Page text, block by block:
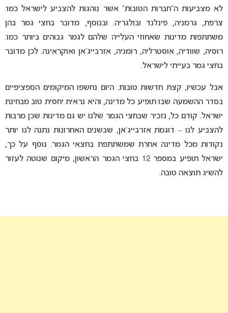
לא מצביעות ה”חברות הטובות” אשר נוהגות להצביע לישראל כמו:
צרפת, גרמניה, פינלנד ובולגריה. ובנוסף, מדובר בחצי גמר בהן
משתתפות מדינות שאחוזי העלייה שלהם לגמר גבוהים ביותר כמו:
רוסיה, שוודיה, אוסטרליה, רומניה, אזרבייג’אן ואוקראינה. לכן מדובר
בחצי גמר בעייתי לישראל.
אבל עכשיו, קצת חדשות טובות. היום נחשפו המיקומים הספציפיים
בסדר ההשמעה שבו תופיע כל מדינה, והיא נראית יחסית טוב מבחינת
ישראל. קודם כל, נזכיר שבחצי הגמר שלנו יש גם מדינות שכן מרבות
להצביע לנו – דוגמת אזרבייג’אן, שבשנים האחרונות נתנה לנו יותר
נקודות מכל מדינה אחרת שמשתתפת בחצאי הגמר. נוסף על כך,
ישראל תופיע במספר 12 בחצי הגמר הראשון, מיקום שנוטה לעזור
להשיג תוצאה טובה.